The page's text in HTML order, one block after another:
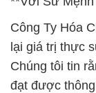
Công Ty Hóa
lại giá trị thực
Chúng tôi tin
đạt được